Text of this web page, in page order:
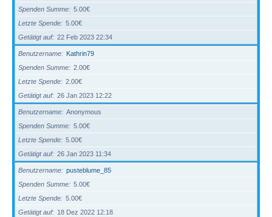
Spenden Summe
5.00€
Letzte Spende
5.00€
Getätigt auf
22 Feb 2023 22:34
Benutzername
Kathrin79
Spenden Summe
2.00€
Letzte Spende
2.00€
Getätigt auf
26 Jan 2023 12:22
Benutzername
Anonymous
Spenden Summe
5.00€
Letzte Spende
5.00€
Getätigt auf
26 Jan 2023 11:34
Benutzername
pusteblume_85
Spenden Summe
5.00€
Letzte Spende
5.00€
Getätigt auf
18 Dez 2022 12:18